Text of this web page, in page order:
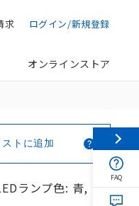
ログイン/新規登録
求
オンラインストア
ランプ色: 青,
ストに追加
FAQ